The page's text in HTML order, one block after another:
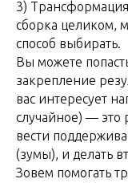
3) Трансформация
сборка целиком,
способ выбирать.
Вы можете
закрепление
вас интересует
случайное) — это
вести
(зумы), и делать
Зовем помогать